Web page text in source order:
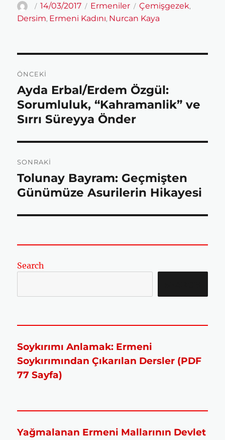
c
e
b
o
k
i
t
t
e
a
t
A
p
r
e
Yazar
Yayın
tarihi
14/03/2017 Kategoriler
Ermeniler Etiketler
Çemişgezek,
Dersim, Ermeni Kadını, Nurcan Kaya
gezinmesi
ÖNCEKI
Önceki
yazı:
Ayda Erbal/Erdem Özgül:
Sorumluluk, “Kahramanlik” ve
Sırrı Süreyya Önder
SONRAKI
Sonraki
yazı:
Tolunay Bayram: Geçmişten
Günümüze Asurilerin Hikayesi
Search
Soykırımı Anlamak: Ermeni
Soykırımından Çıkarılan Dersler (PDF
77 Sayfa)
Yağmalanan Ermeni Mallarının Devlet